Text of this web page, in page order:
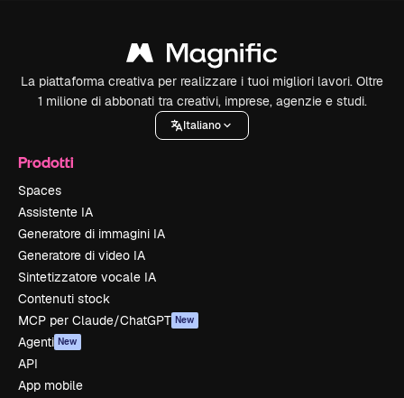
La piattaforma creativa per realizzare i tuoi migliori lavori. Oltre
1 milione di abbonati tra creativi, imprese, agenzie e studi.
Italiano
Prodotti
Spaces
Assistente IA
Generatore di immagini IA
Generatore di video IA
Sintetizzatore vocale IA
Contenuti stock
MCP per Claude/ChatGPT New
Agenti New
API
App mobile